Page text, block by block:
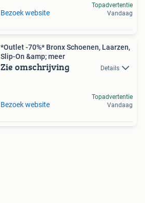
Bezoek website
Topadvertentie
Vandaag
*Outlet -70%* Bronx Schoenen, Laarzen,
Slip-On &amp; meer
Zie omschrijving Details
Bezoek website
Topadvertentie
Vandaag